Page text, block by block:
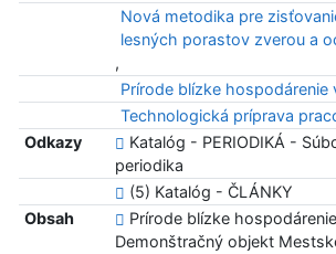
Nová metodika pre
lesných porastov zverou a
,
Prírode blízke hospodárenie
Technologická príprava
Odkazy
Katalóg - PERIODIKÁ -
periodika
(5) Katalóg - ČLÁNKY
Obsah
Prírode blízke
Demonštračný objekt